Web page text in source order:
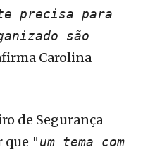
precisa para
são
Carolina
de Segurança
que "um tema com